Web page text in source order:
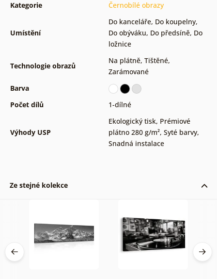
Kategorie Černobílé obrazy
Umístění
Do kanceláře, Do koupelny,
Do obýváku, Do předsíně, Do
ložnice
Technologie obrazů
Na plátně, Tištěné,
Zarámované
Barva
Počet dílů
1-dílné
Výhody USP
Ekologický tisk, Prémiové
plátno 280 g/m², Syté barvy,
Snadná instalace
Ze stejné kolekce